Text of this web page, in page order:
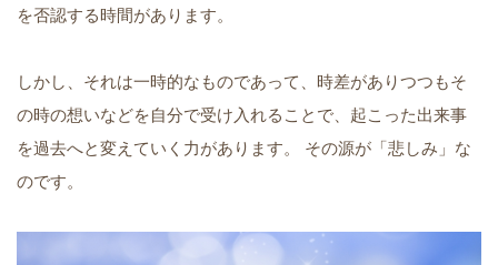
を否認する時間があります。
しかし、それは一時的なものであって、時差がありつつもそ
の時の想いなどを自分で受け入れることで、起こった出来事
を過去へと変えていく力があります。 その源が「悲しみ」な
のです。